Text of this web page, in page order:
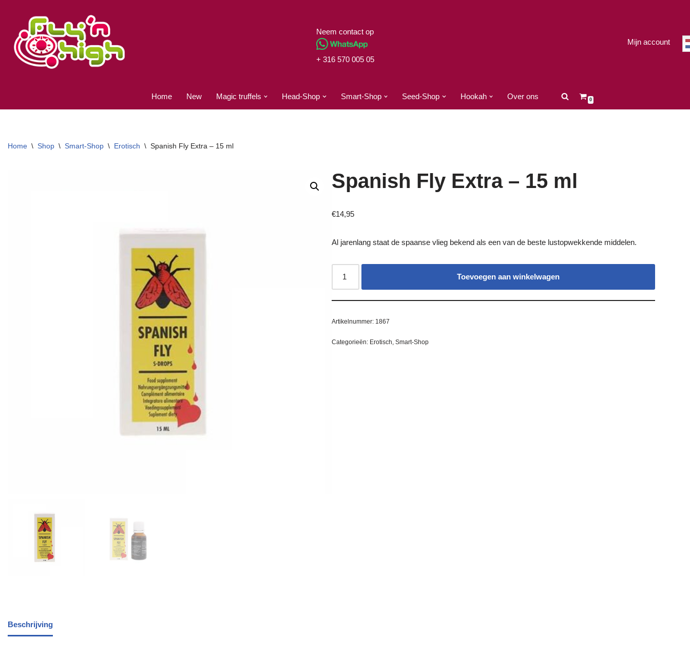
naar
de
inhoud
Neem contact op
+ 316 570 005 05
Mijn account
Home New Magic truffels Head-Shop Smart-Shop Seed-Shop Hookah Over ons 0
Home \ Shop \ Smart-Shop \ Erotisch \ Spanish Fly Extra – 15 ml
Spanish Fly Extra – 15 ml
€14,95
Al jarenlang staat de spaanse vlieg bekend als een van de beste lustopwekkende middelen.
Toevoegen aan winkelwagen
Artikelnummer: 1867
Categorieën: Erotisch Smart-Shop
Beschrijving